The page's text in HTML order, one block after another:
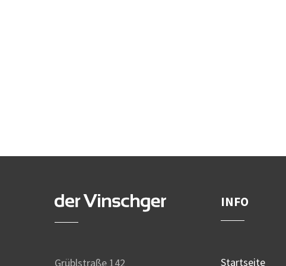
Grüblstraße 142
INFO
Startseite